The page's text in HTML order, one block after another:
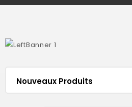
Nouveaux Produits